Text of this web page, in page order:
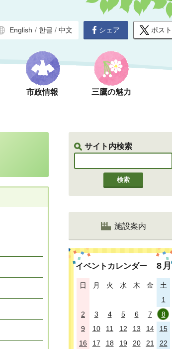
English / 한글 / 中文
市政情報 三鷹の魅力
シェア ポスト
サイト内検索
施設案内
イベントカレンダー 8 月
日 月 火 水 木 金
土
1
2
3 4 5 6 7
8
9
10 11 12 13 14
15
16
17 18 19 20 21
22